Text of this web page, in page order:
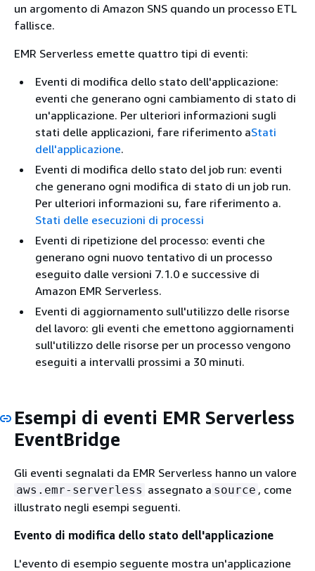
un argomento di Amazon SNS quando un processo ETL
fallisce.
EMR Serverless emette quattro tipi di eventi:
Eventi di modifica dello stato dell'applicazione:
eventi che generano ogni cambiamento di stato di
un'applicazione. Per ulteriori informazioni sugli
stati delle applicazioni, fare riferimento aStati
dell'applicazione.
Eventi di modifica dello stato del job run: eventi
che generano ogni modifica di stato di un job run.
Per ulteriori informazioni su, fare riferimento a.
Stati delle esecuzioni di processi
Eventi di ripetizione del processo: eventi che
generano ogni nuovo tentativo di un processo
eseguito dalle versioni 7.1.0 e successive di
Amazon EMR Serverless.
Eventi di aggiornamento sull'utilizzo delle risorse
del lavoro: gli eventi che emettono aggiornamenti
sull'utilizzo delle risorse per un processo vengono
eseguiti a intervalli prossimi a 30 minuti.
Esempi di eventi EMR Serverless
EventBridge
Gli eventi segnalati da EMR Serverless hanno un valore
aws.emr-serverless assegnato a source , come
illustrato negli esempi seguenti.
Evento di modifica dello stato dell'applicazione
L'evento di esempio seguente mostra un'applicazione